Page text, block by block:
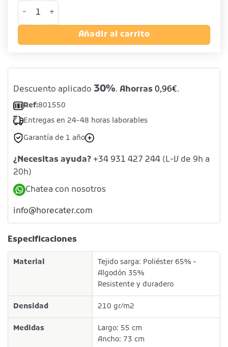
Mandil sin bolsillo color negro cantidad
Añadir al carrito
Descuento aplicado 30%. Ahorras 0,96€.
Ref:801550
Entregas en 24-48 horas laborables
Garantía de 1 año
¿Necesitas ayuda? +34 931 427 244 (L-V de 9h a
20h)
Chatea con nosotros
info@horecater.com
Especificaciones
Material
Tejido sarga: Poliéster 65% -
Algodón 35%
Resistente y duradero
Densidad 210 gr/m2
Medidas
Largo: 55 cm
Ancho: 73 cm